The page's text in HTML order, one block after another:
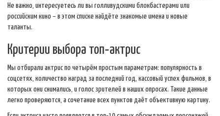
Не важно, интересуетесь ли вы голливудскими блокбастерами или
российским кино – в этом списке найдёте знакомые имена и новые
таланты.
Критерии выбора топ‑актрис
Мы отбирали актрис по четырём простым параметрам: популярность в
соцсетях, количество наград за последний год, кассовый успех фильмов, в
которых они снимались, и голос зрителей в наших опросах. Такие данные
легко проверяются, а сочетание всех пунктов даёт объективную картину.